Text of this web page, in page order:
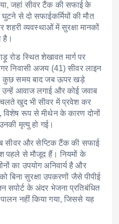
जहां सीवर टैंक की सफाई के
से दो सफाईकर्मियों की मौत
शहरी व्यवस्थाओं में सुरक्षा मानकों
है।
रोड स्थित शेखावत मार्ग पर
निवासी अजय (41) सीवर लाइन
कुछ समय बाद जब ऊपर खड़े
उन्हें आवाज लगाई और कोई जवाब
खुद भी सीवर में प्रवेश कर
विशेष रूप से मीथेन के कारण दोनों
मृत्यु हो गई।
सीवर और सेप्टिक टैंक की सफाई
पहले से मौजूद हैं। नियमों के
का उपयोग अनिवार्य है और
बिना सुरक्षा उपकरणों जैसे पीपीई
के अंदर भेजना प्रतिबंधित
नहीं किया गया, जिससे यह